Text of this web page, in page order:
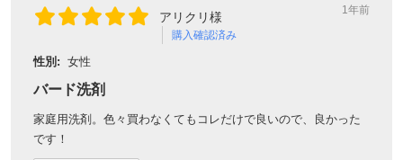
アリクリ様
購入確認済み
1年前
性別: 女性
バード洗剤
家庭用洗剤。色々買わなくてもコレだけで良いので、良かった
です！
対象者：かわしま屋で初めてお買い物をされる方